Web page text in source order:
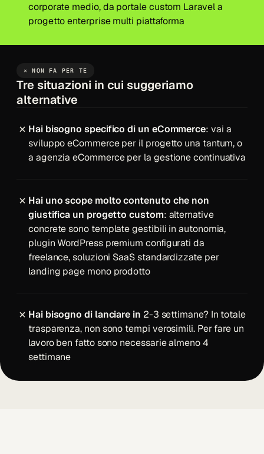
corporate medio, da portale custom Laravel a
progetto enterprise multi piattaforma
✕ NON FA PER TE
Tre situazioni in cui suggeriamo
alternative
Hai bisogno specifico di un eCommerce: vai a
sviluppo eCommerceper il progetto una tantum, o
a agenzia eCommerceper la gestione continuativa
Hai uno scope molto contenuto che non
giustifica un progetto custom: alternative
concrete sono template gestibili in autonomia,
plugin WordPress premium configurati da
freelance, soluzioni SaaS standardizzate per
landing page mono prodotto
Hai bisogno di lanciare in 2-3 settimane? In totale
trasparenza, non sono tempi verosimili. Per fare un
lavoro ben fatto sono necessarie almeno 4
settimane